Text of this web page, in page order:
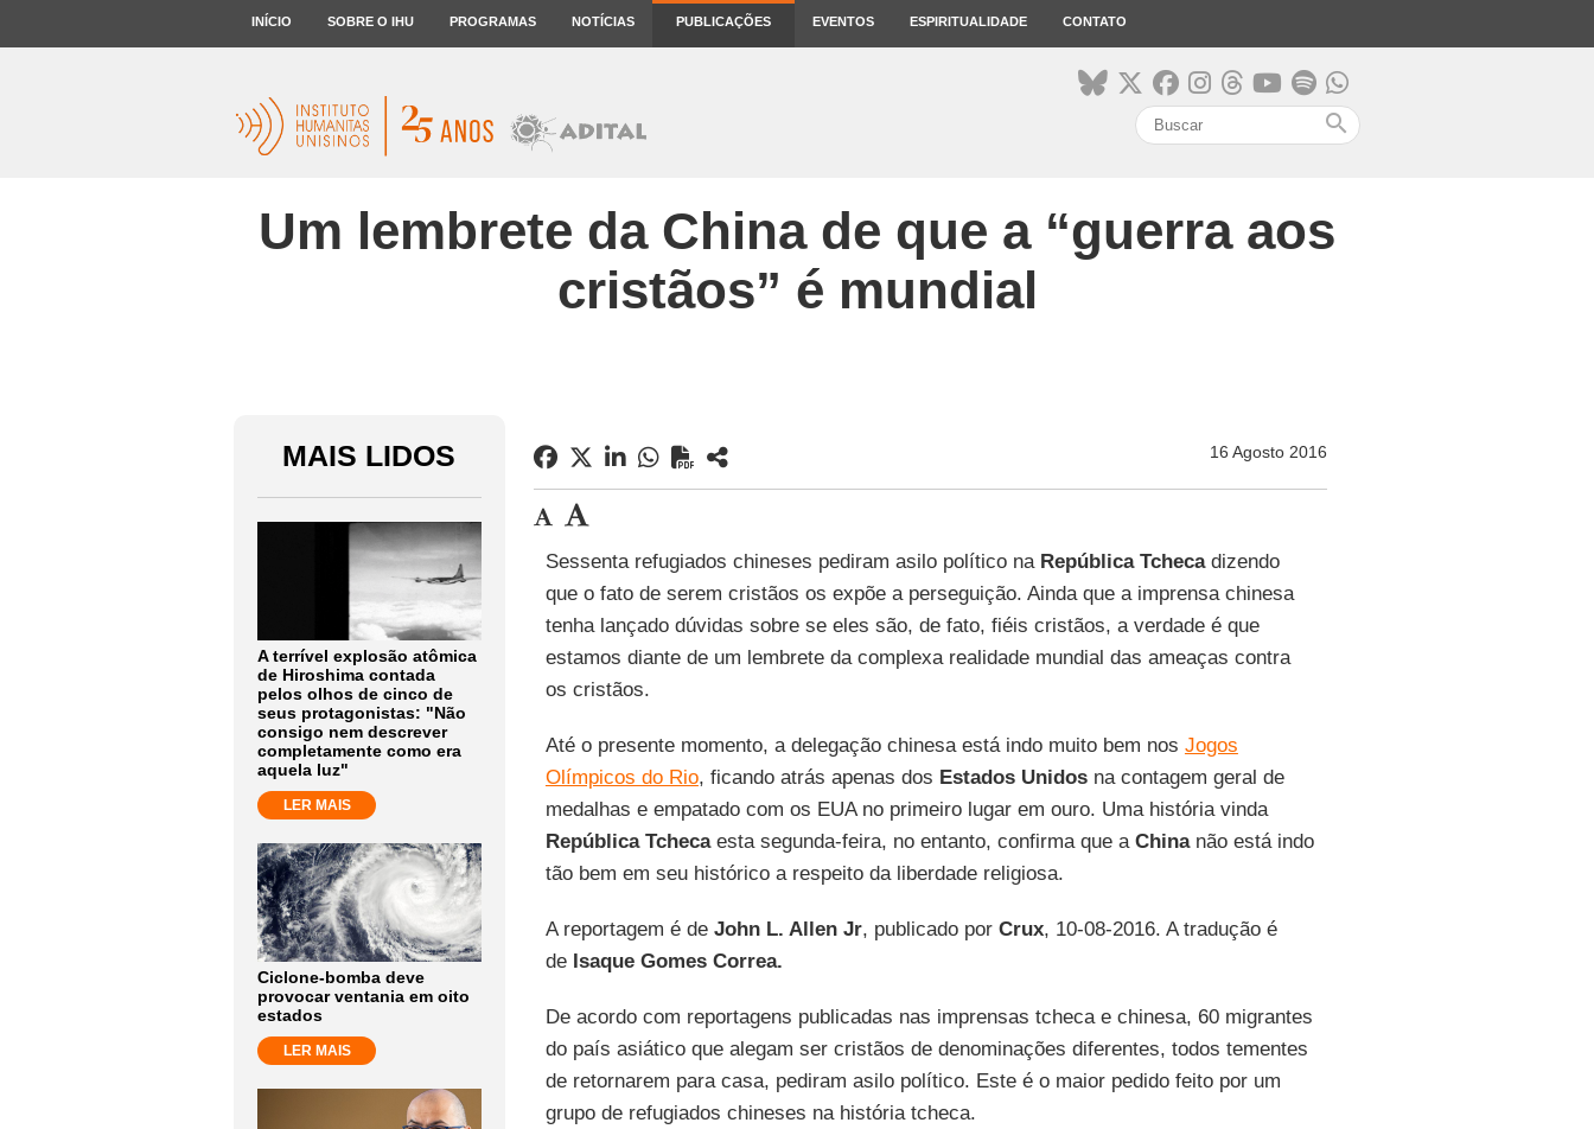
INÍCIO SOBRE O IHU PROGRAMAS NOTÍCIAS PUBLICAÇÕES EVENTOS ESPIRITUALIDADE CONTATO
search
Um lembrete da China de que a “guerra aos
cristãos” é mundial
MAIS LIDOS
A terrível explosão atômica
de Hiroshima contada
pelos olhos de cinco de
seus protagonistas: "Não
consigo nem descrever
completamente como era
aquela luz"
LER MAIS
Ciclone-bomba deve
provocar ventania em oito
estados
LER MAIS
16 Agosto 2016
Sessenta refugiados chineses pediram asilo político na República Tchecadizendo
que o fato de serem cristãos os expõe a perseguição. Ainda que a imprensa chinesa
tenha lançado dúvidas sobre se eles são, de fato, fiéis cristãos, a verdade é que
estamos diante de um lembrete da complexa realidade mundial das ameaças contra
os cristãos.
Até o presente momento, a delegação chinesa está indo muito bem nos Jogos
Olímpicos do Rio, ficando atrás apenas dos Estados Unidosna contagem geral de
medalhas e empatado com os EUA no primeiro lugar em ouro. Uma história vinda
República Tchecaesta segunda-feira, no entanto, confirma que a Chinanão está indo
tão bem em seu histórico a respeito da liberdade religiosa.
A reportagem é deJohn L. Allen Jr, publicado por Crux, 10-08-2016. A tradução é
de Isaque Gomes Correa.
De acordo com reportagens publicadas nas imprensas tcheca e chinesa, 60 migrantes
do país asiático que alegam ser cristãos de denominações diferentes, todos tementes
de retornarem para casa, pediram asilo político. Este é o maior pedido feito por um
grupo de refugiados chineses na história tcheca.